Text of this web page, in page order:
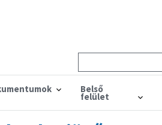
Belső
felület